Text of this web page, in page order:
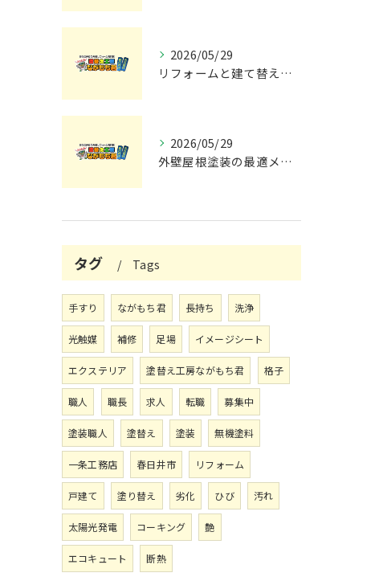
2026/05/29
リフォームと建て替えの費用と注意点完全解説
2026/05/29
外壁屋根塗装の最適メンテナンス時期
タグ Tags
手すり ながもち君 長持ち 洗浄
光触媒 補修 足場 イメージシート
エクステリア 塗替え工房ながもち君 格子
職人 職長 求人 転職 募集中
塗装職人 塗替え 塗装 無機塗料
一条工務店 春日井市 リフォーム
戸建て 塗り替え 劣化 ひび 汚れ
太陽光発電 コーキング 艶
エコキュート 断熱